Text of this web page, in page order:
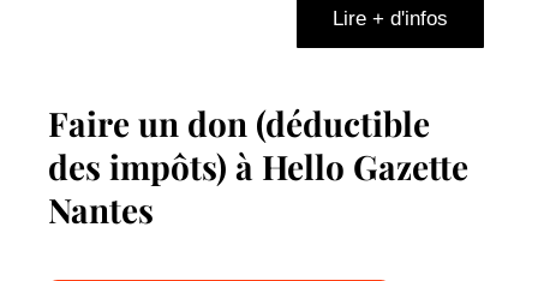
Lire + d'infos
Faire un don (déductible
des impôts) à Hello Gazette
Nantes